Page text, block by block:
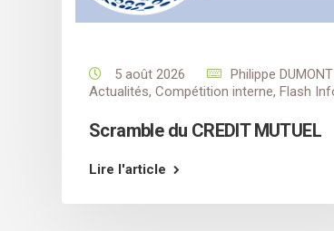
5 août 2026
Philippe DUMONT
Actualités, Compétition interne, Flash
Scramble du CREDIT MUTUEL
Lire l'article